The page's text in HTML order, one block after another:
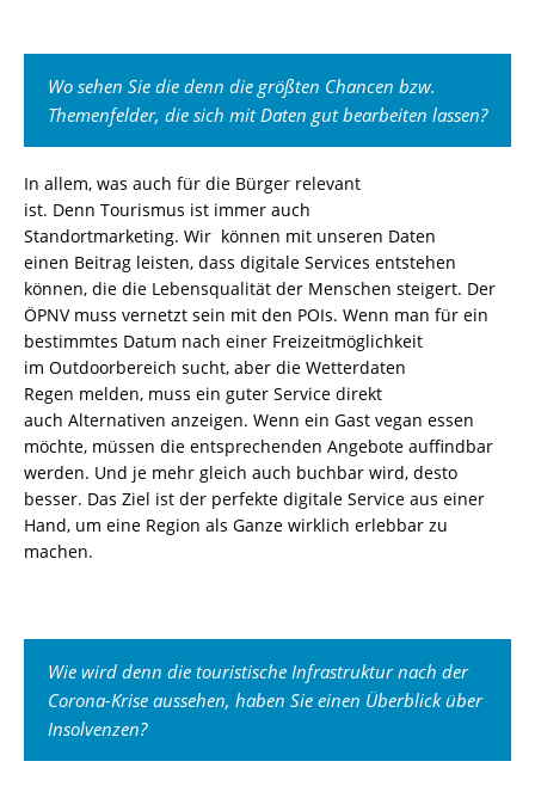
Wo sehen Sie die denn die größten Chancen bzw.
Themenfelder, die sich mit Daten gut bearbeiten lassen?
In allem, was auch für die Bürger relevant
ist. Denn Tourismus ist immer auch
Standortmarketing. Wir können mit unseren Daten
einen Beitrag leisten, dass digitale Services entstehen
können, die die Lebensqualität der Menschen steigert. Der
ÖPNVmuss vernetzt sein mit den POIs. Wenn man für ein
bestimmtes Datum nach einer Freizeitmöglichkeit
im Outdoorbereich sucht, aber die Wetterdaten
Regen melden, muss ein guter Service direkt
auch Alternativen anzeigen. Wenn ein Gast vegan essen
möchte, müssen die entsprechenden Angebote auffindbar
werden. Und je mehr gleich auch buchbar wird, desto
besser. Das Ziel ist der perfekte digitale Service aus einer
Hand, um eine Region als Ganze wirklich erlebbar zu
machen.
Wie wird denn die touristische Infrastruktur nach der
Corona-Krise aussehen, haben Sie einen Überblick über
Insolvenzen?